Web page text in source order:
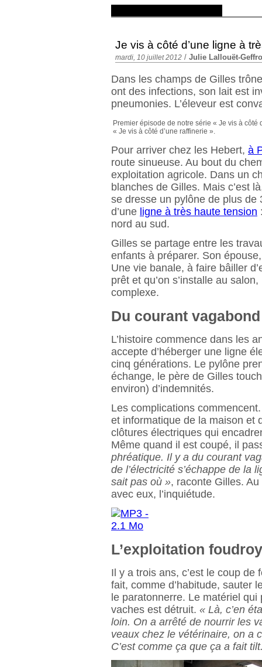
Je vis à côté d’une ligne à
mardi, 10 juillet 2012 / Julie Lallouët-
Dans les champs de Gilles
ont des infections, son lait est
pneumonies. L’éleveur est
Premier épisode de notre série « Je vis à
« Je vis à côté d’une raffinerie ».
Pour arriver chez les Hebert, à
route sinueuse. Au bout du
exploitation agricole. Dans un
blanches de Gilles. Mais c’est
se dresse un pylône de plus de
d’une ligne à très haute tension
nord au sud.
Gilles se partage entre les
enfants à préparer. Son
Une vie banale, à faire bâiller
prêt et qu’on s’installe au
complexe.
Du courant vagabond
L’histoire commence dans les
accepte d’héberger une ligne
cinq générations. Le pylône
échange, le père de Gilles
environ) d’indemnités.
Les complications
et informatique de la maison et
clôtures électriques qui
Même quand il est coupé, il
phréatique. Il y a du courant
de l’électricité s’échappe de la
sait pas où », raconte Gilles.
avec eux, l’inquiétude.
L’exploitation
Il y a trois ans, c’est le coup
fait, comme d’habitude, sauter
le paratonnerre. Le matériel
vaches est détruit. « Là, c’en
loin. On a arrêté de nourrir les
veaux chez le vétérinaire, on a
C’est comme ça que ça a fait